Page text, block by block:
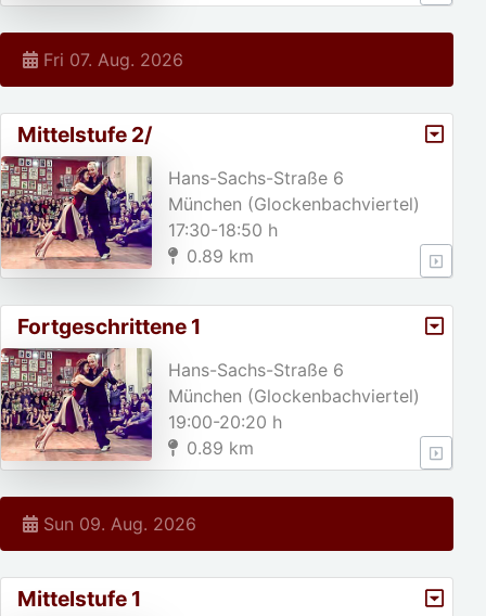
Fri 07. Aug. 2026
Mittelstufe 2/
Hans-Sachs-Straße 6
München (Glockenbachviertel)
17:30-18:50 h
0.89 km
Fortgeschrittene 1
Hans-Sachs-Straße 6
München (Glockenbachviertel)
19:00-20:20 h
0.89 km
Sun 09. Aug. 2026
Mittelstufe 1